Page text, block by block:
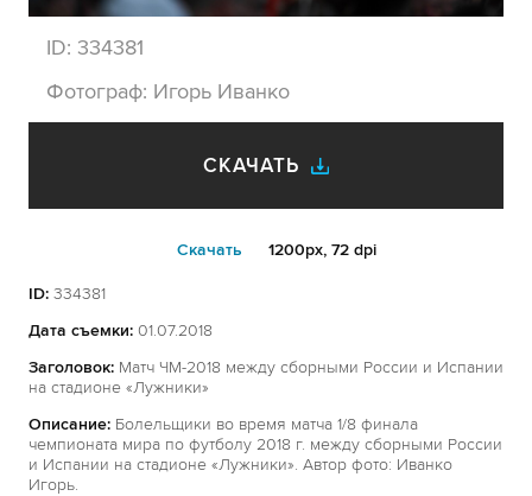
ID: 334381
Фотограф: Игорь Иванко
СКАЧАТЬ
Cкачать 1200px, 72 dpi
ID: 334381
Дата съемки: 01.07.2018
Заголовок: Матч ЧМ-2018 между сборными России и Испании
на стадионе «Лужники»
Описание: Болельщики во время матча 1/8 финала
чемпионата мира по футболу 2018 г. между сборными России
и Испании на стадионе «Лужники». Автор фото: Иванко
Игорь.